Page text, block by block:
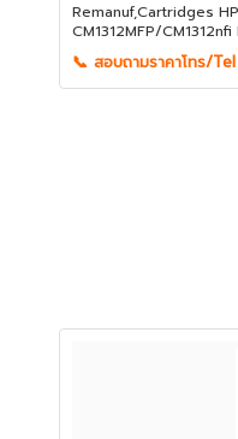
Remanuf,Cartridges
CM1312MFP/
📞 สอบถามราคาโทร/Tel